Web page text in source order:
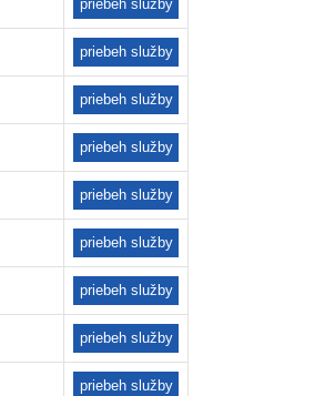
priebeh služby
priebeh služby
priebeh služby
priebeh služby
priebeh služby
priebeh služby
priebeh služby
priebeh služby
priebeh služby